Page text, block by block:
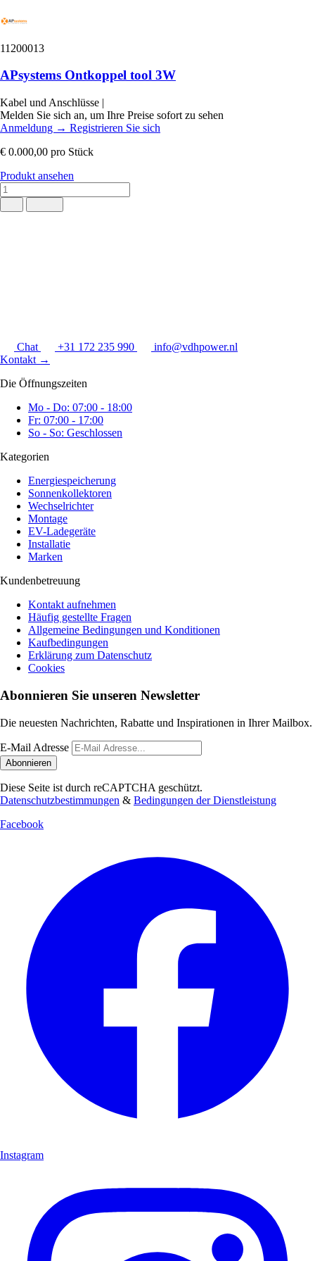
11200013
APsystems Ontkoppel tool 3W
Kabel und Anschlüsse |
Melden Sie sich an, um Ihre Preise sofort zu sehen
Anmeldung → Registrieren Sie sich
€ 0.000,00 pro Stück
Produkt ansehen
Chat +31 172 235 990
info@vdhpower.nl
Kontakt →
Die Öffnungszeiten
Mo - Do: 07:00 - 18:00
Fr: 07:00 - 17:00
So - So: Geschlossen
Kategorien
Energiespeicherung
Sonnenkollektoren
Wechselrichter
Montage
EV-Ladegeräte
Installatie
Marken
Kundenbetreuung
Kontakt aufnehmen
Häufig gestellte Fragen
Allgemeine Bedingungen und Konditionen
Kaufbedingungen
Erklärung zum Datenschutz
Cookies
Abonnieren Sie unseren Newsletter
Die neuesten Nachrichten, Rabatte und Inspirationen in Ihrer Mailbox.
E-Mail Adresse
Abonnieren
Diese Seite ist durch reCAPTCHA geschützt.
Datenschutzbestimmungen & Bedingungen der Dienstleistung
Facebook
Instagram